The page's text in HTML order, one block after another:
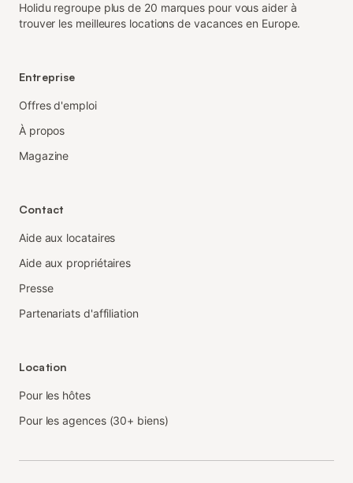
Holidu regroupe plus de 20 marques pour vous aider à
trouver les meilleures locations de vacances en Europe.
Entreprise
Offres d'emploi
À propos
Magazine
Contact
Aide aux locataires
Aide aux propriétaires
Presse
Partenariats d'affiliation
Location
Pour les hôtes
Pour les agences (30+ biens)